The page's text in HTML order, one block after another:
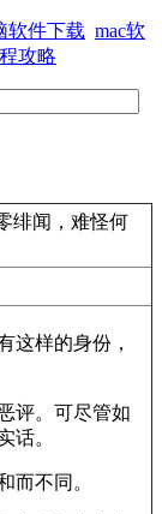
软件下载 mac软
攻略
绯闻，难怪何
这样的身份，
评。可尽管如
话。
而不同。